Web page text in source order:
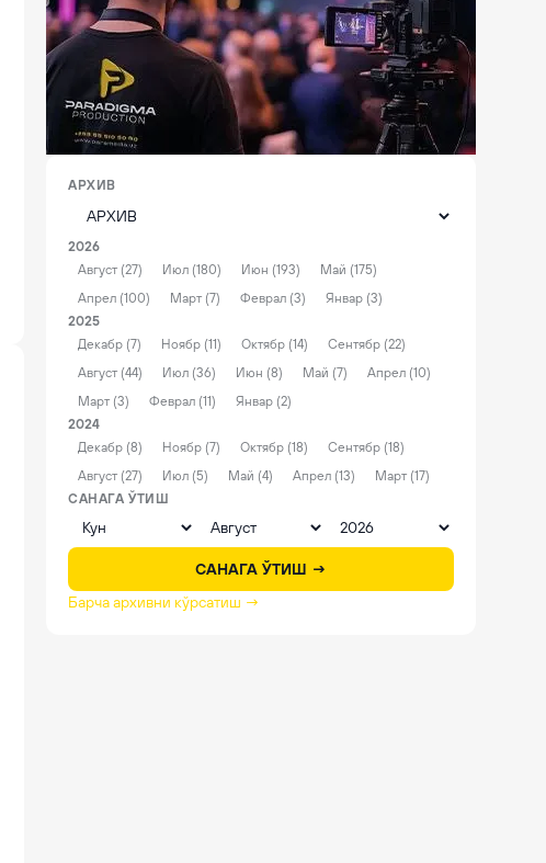
АРХИВ
2026
Август (27)
Июл (180) Июн (193)
Май (175)
Апрел (100)
Март (7) Феврал (3)
Январ (3)
2025
Декабр (7)
Ноябр (11) Октябр (14)
Сентябр (22)
Август (44)
Июл (36) Июн (8) Май (7)
Апрел (10)
Март (3)
Феврал (11)
Январ (2)
2024
Декабр (8)
Ноябр (7) Октябр (18)
Сентябр (18)
Август (27)
Июл (5) Май (4) Апрел (13)
Март (17)
САНАГА ЎТИШ
САНАГА ЎТИШ →
Барча архивни кўрсатиш →